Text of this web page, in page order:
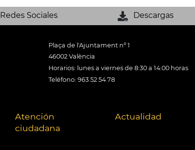
Redes Sociales Descargas
Plaça de l'Ajuntament nº 1
46002 València
Horarios: lunes a viernes de 8:30 a 14:00 horas
Teléfono: 963 52 54 78
Atención
ciudadana
Actualidad